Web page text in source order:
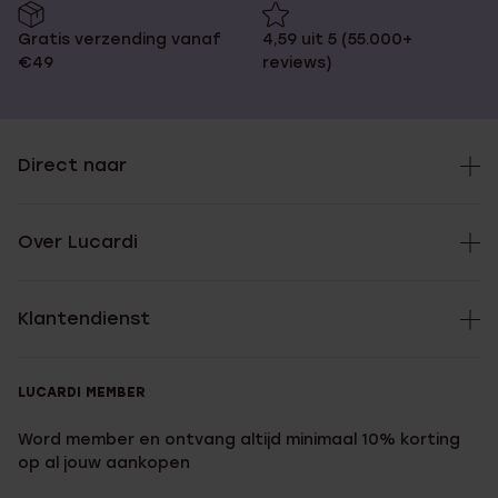
Gratis verzending vanaf
€49
4,59 uit 5 (55.000+
reviews)
Direct naar
Over Lucardi
Klantendienst
LUCARDI MEMBER
Word member en ontvang altijd minimaal 10% korting
op al jouw aankopen